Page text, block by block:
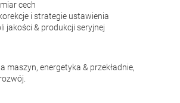
cech
i strategie ustawienia
jakości & produkcji seryjnej
maszyn, energetyka & przekładnie,